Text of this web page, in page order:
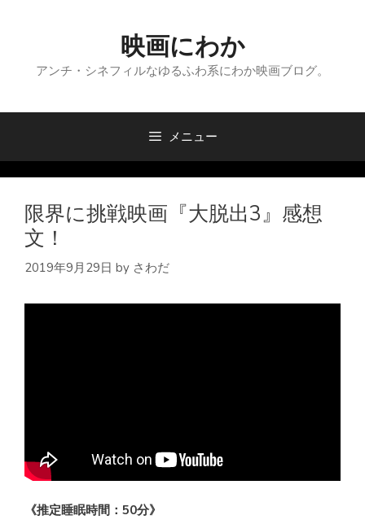
へ
映画にわか
アンチ・シネフィルなゆるふわ系にわか映画ブログ。
メニュー
限界に挑戦映画『大脱出3』感想
文！
2019年9月29日 by さわだ
《推定睡眠時間：50分》